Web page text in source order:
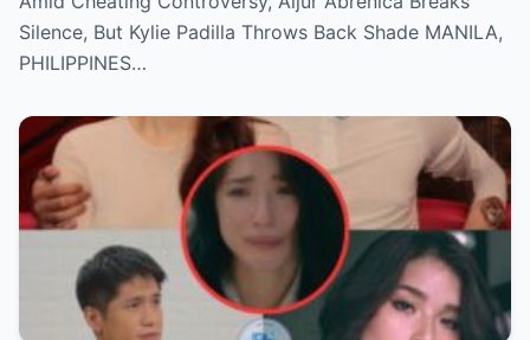
Silence, But Kylie Padilla Throws Back Shade MANILA,
PHILIPPINES…